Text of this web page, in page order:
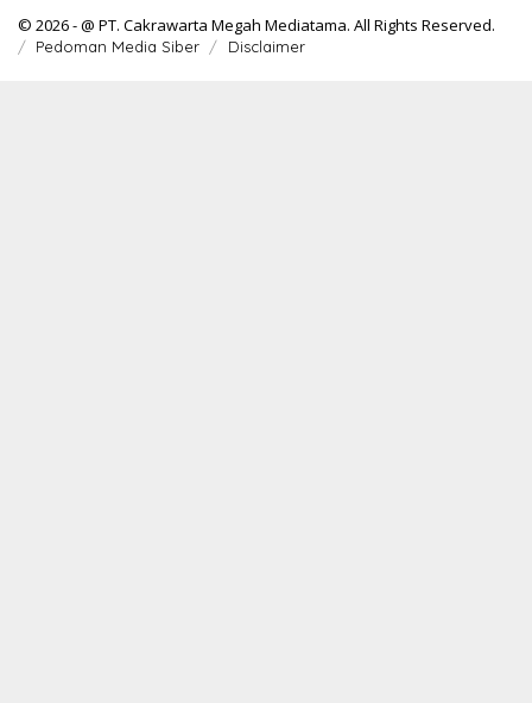
© 2026 - @ PT. Cakrawarta Megah Mediatama. All Rights Reserved.
Pedoman Media Siber Disclaimer